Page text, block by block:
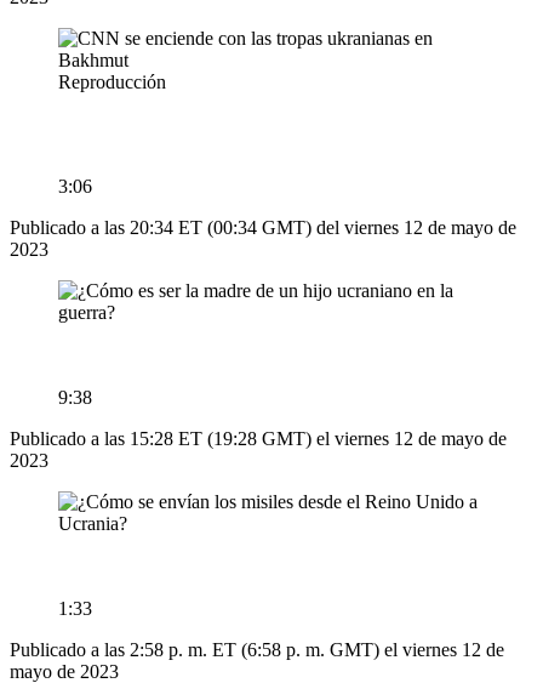
Reproducción
3:06
Publicado a las 20:34 ET (00:34 GMT) del viernes 12 de mayo de
2023
9:38
Publicado a las 15:28 ET (19:28 GMT) el viernes 12 de mayo de
2023
1:33
Publicado a las 2:58 p. m. ET (6:58 p. m. GMT) el viernes 12 de
mayo de 2023